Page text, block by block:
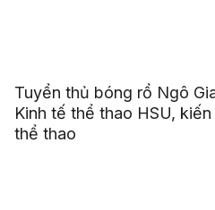
Tuyển thủ bóng rổ Ngô
Kinh tế thể thao HSU,
thể thao